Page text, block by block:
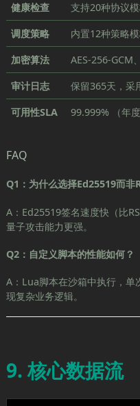
健康检查
支持20种协议
调度策略
内置12种策略
加密算法
AES-256-GCM
审计日志
保留365天，采
可用性SLA
99.999% （年
FAQ
Q1：为什么选择Ed25519而非
A：Ed25519签名速度快（比
量子攻击能力更强。
Q2：自定义脚本的性能如何？
A：Lua脚本在沙箱中执行，单
现复杂业务逻辑。
9. 核心数据流